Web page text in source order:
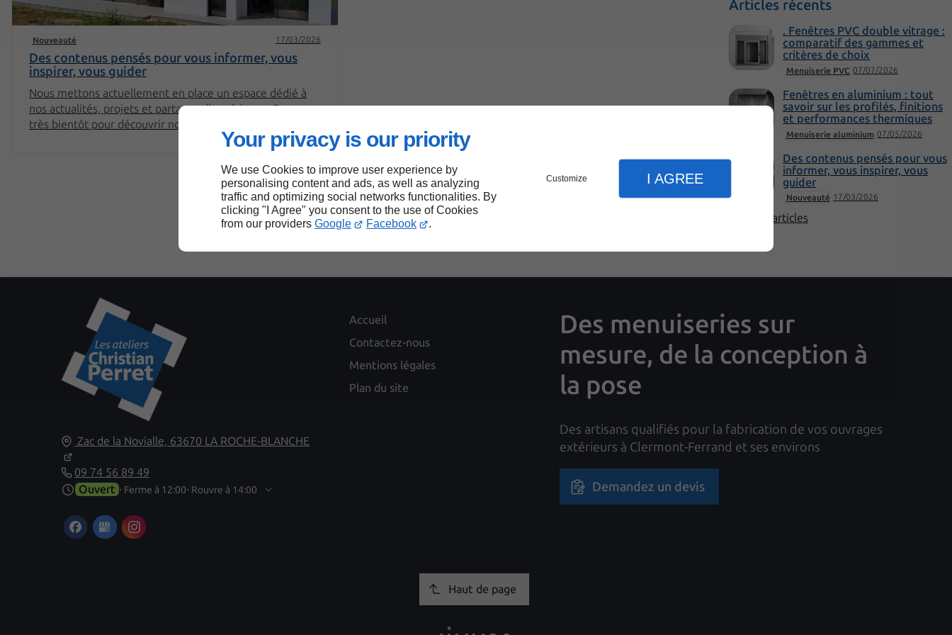
Your privacy is our priority
We use Cookies to improve user experience by
personalising content and ads, as well as analyzing
traffic and optimizing social networks functionalities. By
clicking "I Agree" you consent to the use of Cookies
from our providers Google Facebook .
Customize I AGREE
Articles récents
Menuiserie PVC 07/07/2026
. Fenêtres PVC double vitrage :
comparatif des gammes et
critères de choix
Menuiserie aluminium 07/05/2026
Fenêtres en aluminium : tout
savoir sur les profilés, finitions
et performances thermiques
Nouveauté 17/03/2026
Des contenus pensés pour vous
informer, vous inspirer, vous
guider
Plus d'articles
Nouveauté 17/03/2026
Des contenus pensés pour vous informer, vous
inspirer, vous guider
Nous mettons actuellement en place un espace dédié à
nos actualités, projets et partages d'expérience. Revenez
très bientôt pour découvrir nos premiers articles !
Zac de la Novialle, 63670 LA ROCHE-BLANCHE
09 74 56 89 49
Ouvert ⋅ Ferme à 12:00⋅ Rouvre à 14:00
Accueil
Contactez-nous
Mentions légales
Plan du site
Des menuiseries sur
mesure, de la conception à
la pose
Des artisans qualifiés pour la fabrication de vos ouvrages
extérieurs à Clermont-Ferrand et ses environs
Demandez un devis
Haut de page